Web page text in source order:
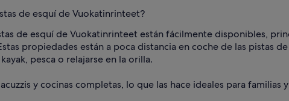
de esquí de Vuokatinrinteet?
de esquí de Vuokatinrinteet están fácilmente disponibles,
propiedades están a poca distancia en coche de las pistas
pesca o relajarse en la orilla.
y cocinas completas, lo que las hace ideales para familias